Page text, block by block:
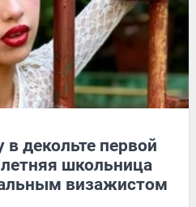
в декольте первой
школьница
визажистом